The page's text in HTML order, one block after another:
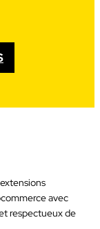
avec
respectueux de